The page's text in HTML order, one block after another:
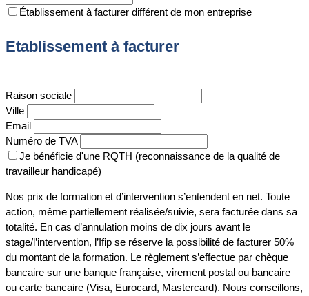
Établissement à facturer différent de mon entreprise
Etablissement à facturer
Raison sociale
Ville
Email
Numéro de TVA
Je bénéficie d'une RQTH (reconnaissance de la qualité de
travailleur handicapé)
Nos prix de formation et d’intervention s’entendent en net. Toute
action, même partiellement réalisée/suivie, sera facturée dans sa
totalité. En cas d’annulation moins de dix jours avant le
stage/l’intervention, l’Ifip se réserve la possibilité de facturer 50%
du montant de la formation. Le règlement s’effectue par chèque
bancaire sur une banque française, virement postal ou bancaire
ou carte bancaire (Visa, Eurocard, Mastercard). Nous conseillons,